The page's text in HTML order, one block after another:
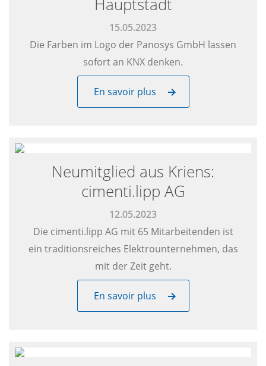
15.05.2023
Die Farben im Logo der Panosys GmbH lassen
sofort an KNX denken.
En savoir plus
Neumitglied aus Kriens:
cimenti.lipp AG
12.05.2023
Die cimenti.lipp AG mit 65 Mitarbeitenden ist
ein traditionsreiches Elektrounternehmen, das
mit der Zeit geht.
En savoir plus